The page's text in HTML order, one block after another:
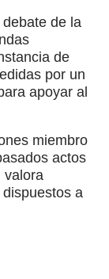
de la
de
por un
apoyar al
miembro
actos
valora
a